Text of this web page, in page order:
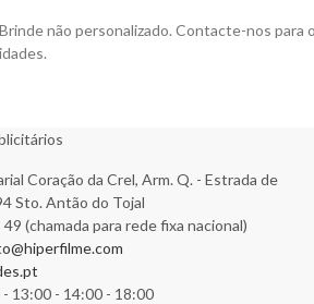
não personalizado. Contacte-nos para
Coração da Crel, Arm. Q. - Estrada de
Sto. Antão do Tojal
(chamada para rede fixa nacional)
- 13:00 - 14:00 - 18:00